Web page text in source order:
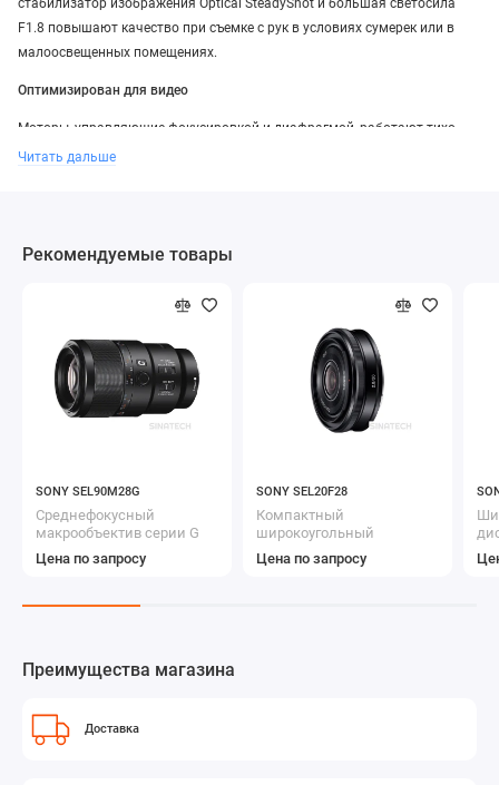
стабилизатор изображения Optical SteadyShot и большая светосила
F1.8 повышают качество при съемке с рук в условиях сумерек или в
малоосвещенных помещениях.
Оптимизирован для видео
Моторы, управляющие фокусировкой и диафрагмой, работают тихо,
плавно и незаметно, что идеально подходит для условий видеосъемки.
Читать дальше
Рекомендуемые товары
SONY SEL90M28G
Среднефокусный
макрообъектив серии G
Lens
Цена по запросу
SONY SEL20F28
Компактный
широкоугольный
дискретный объектив
Цена по запросу
Преимущества магазина
Доставка